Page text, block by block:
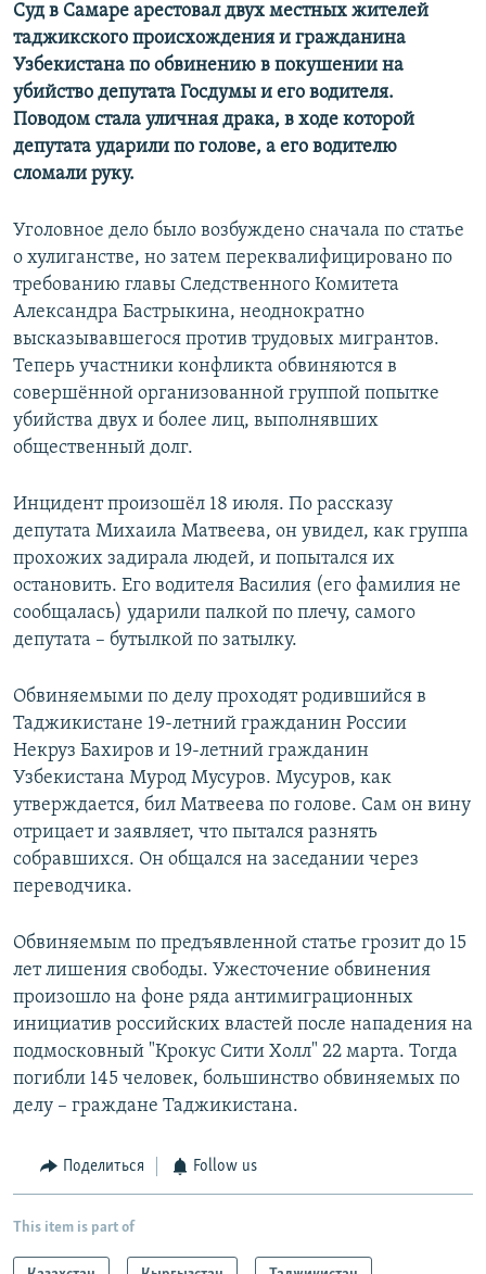
Суд в Самаре арестовал двух местных жителей
таджикского происхождения и гражданина
Узбекистана по обвинению в покушении на
убийство депутата Госдумы и его водителя.
Поводом стала уличная драка, в ходе которой
депутата ударили по голове, а его водителю
сломали руку.
Уголовное дело было возбуждено сначала по статье
о хулиганстве, но затем переквалифицировано по
требованию главы Следственного Комитета
Александра Бастрыкина, неоднократно
высказывавшегося против трудовых мигрантов.
Теперь участники конфликта обвиняются в
совершённой организованной группой попытке
убийства двух и более лиц, выполнявших
общественный долг.
Инцидент произошёл 18 июля. По рассказу
депутата Михаила Матвеева, он увидел, как группа
прохожих задирала людей, и попытался их
остановить. Его водителя Василия (его фамилия не
сообщалась) ударили палкой по плечу, самого
депутата – бутылкой по затылку.
Обвиняемыми по делу проходят родившийся в
Таджикистане 19-летний гражданин России
Некруз Бахиров и 19-летний гражданин
Узбекистана Мурод Мусуров. Мусуров, как
утверждается, бил Матвеева по голове. Сам он вину
отрицает и заявляет, что пытался разнять
собравшихся. Он общался на заседании через
переводчика.
Обвиняемым по предъявленной статье грозит до 15
лет лишения свободы. Ужесточение обвинения
произошло на фоне ряда антимиграционных
инициатив российских властей после нападения на
подмосковный "Крокус Сити Холл" 22 марта. Тогда
погибли 145 человек, большинство обвиняемых по
делу – граждане Таджикистана.
Поделиться Follow us
This item is part of